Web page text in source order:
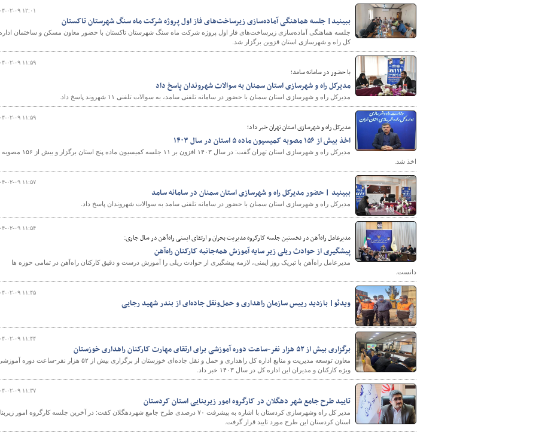
۱۴۰۴-۰۲-۰۹
ببینید| جلسه هماهنگی آماده‌سازی زیرساخت‌های فاز اول پروژه‌ شرکت ماه سنگ شهرستان تاکستان
جلسه هماهنگی آماده‌سازی زیرساخت‌های فاز اول پروژه‌ شرکت ماه سنگ شهرستان تاکستان با حضور معاون مسکن و ساختمان
کل راه و شهرسازی استان قزوین برگزار شد.
۱۴۰۴-۰۲-۰۹
با حضور در سامانه سامد؛
مدیرکل راه و شهرسازی استان سمنان به سوالات شهروندان پاسخ داد
مدیرکل راه و شهرسازی استان سمنان با حضور در سامانه تلفنی سامد، به سوالات تلفنی ۱۱ شهروند پاسخ داد.
۱۴۰۴-۰۲-۰۹
مدیرکل راه و شهرسازی استان تهران خبر داد؛
اخذ بیش از ۱۵۶ مصوبه کمیسیون ماده ۵ استان در سال ۱۴۰۳
مدیرکل راه و شهرسازی استان تهران گفت: در سال ۱۴۰۳ افزون بر ۱۱ جلسه کمیسیون ماده پنج استان برگزار و بیش از ۱۵۶ مصوبه
اخذ شد.
۱۴۰۴-۰۲-۰۹
ببینید | حضور مدیرکل راه و شهرسازی استان سمنان در سامانه سامد
مدیرکل راه و شهرسازی استان سمنان با حضور در سامانه تلفنی سامد به سوالات شهروندان پاسخ داد.
۱۴۰۴-۰۲-۰۹
مدیرعامل راه‌آهن در نخستین جلسه کارگروه مدیریت بحران و ارتقای ایمنی راه‌آهن در سال جاری:
پیشگیری از حوادث ریلی زیر سایه آموزش همه‌جانبه کارکنان راه‌آهن
مدیرعامل راه‌آهن با تبریک روز ایمنی، لازمه پیشگیری از حوادث ریلی را آموزش درست و دقیق کارکنان راه‌آهن در تمامی حوزه ها
دانست.
۱۴۰۴-۰۲-۰۹
ویدئو| بازدید رییس سازمان راهداری و حمل‌ونقل جاده‌ای از بندر شهید رجایی
۱۴۰۴-۰۲-۰۹
برگزاری بیش از ۵۲ هزار نفر-ساعت دوره‌ آموزشی برای ارتقای مهارت کارکنان راهداری خوزستان
معاون توسعه مدیریت و منابع اداره کل راهداری و حمل و نقل جاده‌ای خوزستان از برگزاری بیش از ۵۲ هزار نفر-ساعت دوره
ویژه کارکنان و مدیران این اداره کل در سال ۱۴۰۳ خبر داد.
۱۴۰۴-۰۲-۰۹
تایید طرح جامع شهر دهگلان در کارگروه امور زیربنایی استان کردستان
مدیر کل راه وشهرسازی کردستان با اشاره به پیشرفت ۷۰ درصدی طرح جامع شهردهگلان کفت: در آخرین جلسه کارگروه امور
استان کردستان این طرح مورد تایید قرار گرفت.